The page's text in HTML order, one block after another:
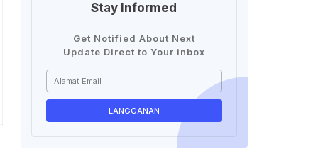
Stay Informed
Get Notified About Next
Update Direct to Your inbox